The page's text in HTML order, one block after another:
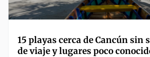
15 playas cerca de Cancún sin
de viaje y lugares poco